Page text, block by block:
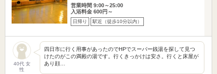
営業時間 9:00～25:00
入浴料金 600円～
日帰り 駅近（徒歩10分以内）
40代 女
性
四日市に行く用事があったのでHPでスーパー銭湯を探して見つ
けたのがこの満殿の湯です。行くきっかけは安さ。行くと床屋が
あり顔…